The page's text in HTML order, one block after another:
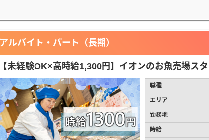
アルバイト・パート（長期）
【未経験OK×高時給1,300円】イオンのお魚売場ス
職種
エリア
勤務地
時給